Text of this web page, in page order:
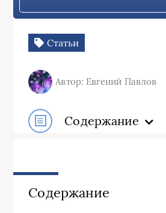
Статьи
Автор: Евгений Павлов
Содержание
Содержание